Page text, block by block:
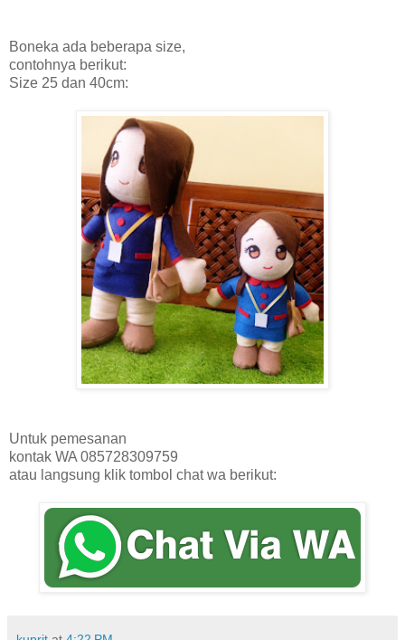
Boneka ada beberapa size,
contohnya berikut:
Size 25 dan 40cm:
Untuk pemesanan
kontak WA 085728309759
atau langsung klik tombol chat wa berikut: